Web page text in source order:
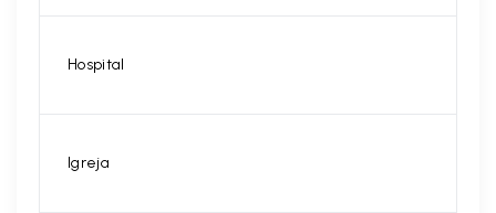
Hospital
Igreja